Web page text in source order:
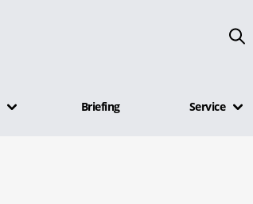
Briefing Service